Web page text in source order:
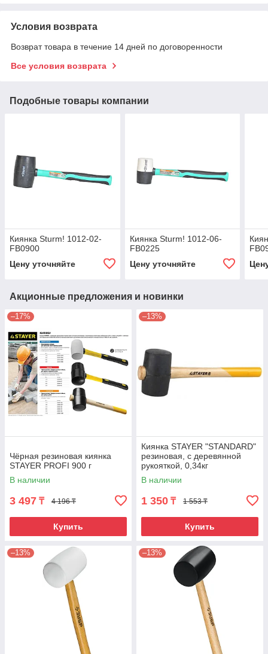
Условия возврата
Возврат товара в течение 14 дней по договоренности
Все условия возврата
Подобные товары компании
Киянка Sturm! 1012-02-
FB0900
Цену уточняйте
Киянка Sturm! 1012-06-
FB0225
Цену уточняйте
Акционные предложения и новинки
–17%
Чёрная резиновая киянка
STAYER PROFI 900 г
В наличии
3 497 ₸ 4 196 ₸
Купить
–13%
Киянка STAYER "STANDARD"
резиновая, с деревянной
рукояткой, 0,34кг
В наличии
1 350 ₸ 1 553 ₸
Купить
–13% –13%